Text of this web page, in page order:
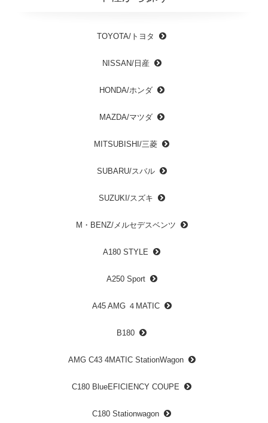
TOYOTA/トヨタ
NISSAN/日産
HONDA/ホンダ
MAZDA/マツダ
MITSUBISHI/三菱
SUBARU/スバル
SUZUKI/スズキ
M・BENZ/メルセデスベンツ
A180 STYLE
A250 Sport
A45 AMG ４MATIC
B180
AMG C43 4MATIC StationWagon
C180 BlueEFICIENCY COUPE
C180 Stationwagon